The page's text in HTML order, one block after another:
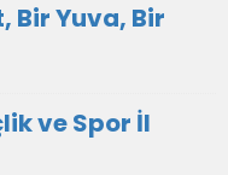
Bir Yuva, Bir
ve Spor İl